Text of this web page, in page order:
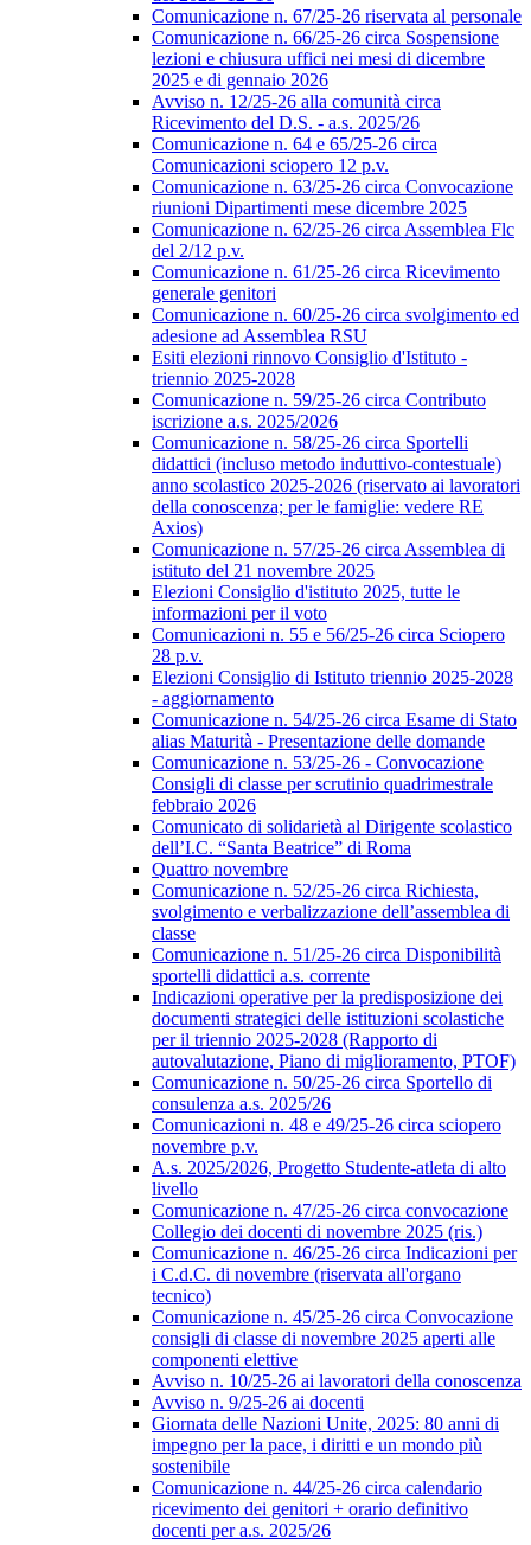
Comunicazione n. 67/25-26 riservata al personale
Comunicazione n. 66/25-26 circa Sospensione
lezioni e chiusura uffici nei mesi di dicembre
2025 e di gennaio 2026
Avviso n. 12/25-26 alla comunità circa
Ricevimento del D.S. - a.s. 2025/26
Comunicazione n. 64 e 65/25-26 circa
Comunicazioni sciopero 12 p.v.
Comunicazione n. 63/25-26 circa Convocazione
riunioni Dipartimenti mese dicembre 2025
Comunicazione n. 62/25-26 circa Assemblea Flc
del 2/12 p.v.
Comunicazione n. 61/25-26 circa Ricevimento
generale genitori
Comunicazione n. 60/25-26 circa svolgimento ed
adesione ad Assemblea RSU
Esiti elezioni rinnovo Consiglio d'Istituto -
triennio 2025-2028
Comunicazione n. 59/25-26 circa Contributo
iscrizione a.s. 2025/2026
Comunicazione n. 58/25-26 circa Sportelli
didattici (incluso metodo induttivo-contestuale)
anno scolastico 2025-2026 (riservato ai lavoratori
della conoscenza; per le famiglie: vedere RE
Axios)
Comunicazione n. 57/25-26 circa Assemblea di
istituto del 21 novembre 2025
Elezioni Consiglio d'istituto 2025, tutte le
informazioni per il voto
Comunicazioni n. 55 e 56/25-26 circa Sciopero
28 p.v.
Elezioni Consiglio di Istituto triennio 2025-2028
- aggiornamento
Comunicazione n. 54/25-26 circa Esame di Stato
alias Maturità - Presentazione delle domande
Comunicazione n. 53/25-26 - Convocazione
Consigli di classe per scrutinio quadrimestrale
febbraio 2026
Comunicato di solidarietà al Dirigente scolastico
dell’I.C. “Santa Beatrice” di Roma
Quattro novembre
Comunicazione n. 52/25-26 circa Richiesta,
svolgimento e verbalizzazione dell’assemblea di
classe
Comunicazione n. 51/25-26 circa Disponibilità
sportelli didattici a.s. corrente
Indicazioni operative per la predisposizione dei
documenti strategici delle istituzioni scolastiche
per il triennio 2025-2028 (Rapporto di
autovalutazione, Piano di miglioramento, PTOF)
Comunicazione n. 50/25-26 circa Sportello di
consulenza a.s. 2025/26
Comunicazioni n. 48 e 49/25-26 circa sciopero
novembre p.v.
A.s. 2025/2026, Progetto Studente-atleta di alto
livello
Comunicazione n. 47/25-26 circa convocazione
Collegio dei docenti di novembre 2025 (ris.)
Comunicazione n. 46/25-26 circa Indicazioni per
i C.d.C. di novembre (riservata all'organo
tecnico)
Comunicazione n. 45/25-26 circa Convocazione
consigli di classe di novembre 2025 aperti alle
componenti elettive
Avviso n. 10/25-26 ai lavoratori della conoscenza
Avviso n. 9/25-26 ai docenti
Giornata delle Nazioni Unite, 2025: 80 anni di
impegno per la pace, i diritti e un mondo più
sostenibile
Comunicazione n. 44/25-26 circa calendario
ricevimento dei genitori + orario definitivo
docenti per a.s. 2025/26